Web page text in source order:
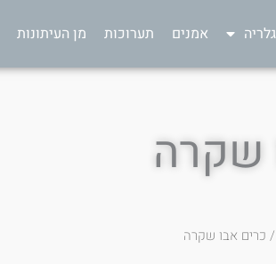
אמנים תערוכות מן העיתונות
שקרה
/ כרים אבו שקרה